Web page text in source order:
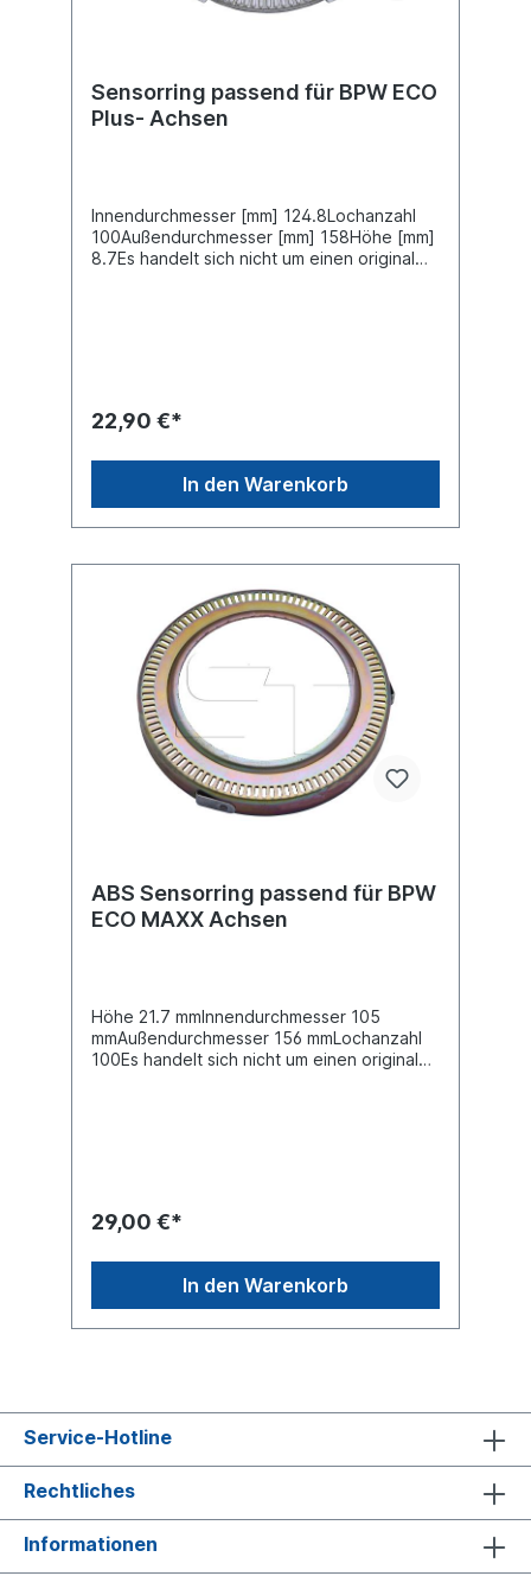
Sensorring passend für BPW ECO
Plus- Achsen
Innendurchmesser [mm] 124.8Lochanzahl
100Außendurchmesser [mm] 158Höhe [mm]
8.7Es handelt sich nicht um einen original
22,90 €*
In den Warenkorb
ABS Sensorring passend für BPW
ECO MAXX Achsen
Höhe 21.7 mmInnendurchmesser 105
mmAußendurchmesser 156 mmLochanzahl
100Es handelt sich nicht um einen original
29,00 €*
In den Warenkorb
Service-Hotline
Rechtliches
Informationen